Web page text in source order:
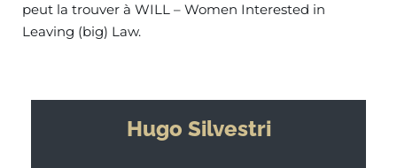
peut la trouver à WILL – Women Interested in
Leaving (big) Law.
Hugo Silvestri